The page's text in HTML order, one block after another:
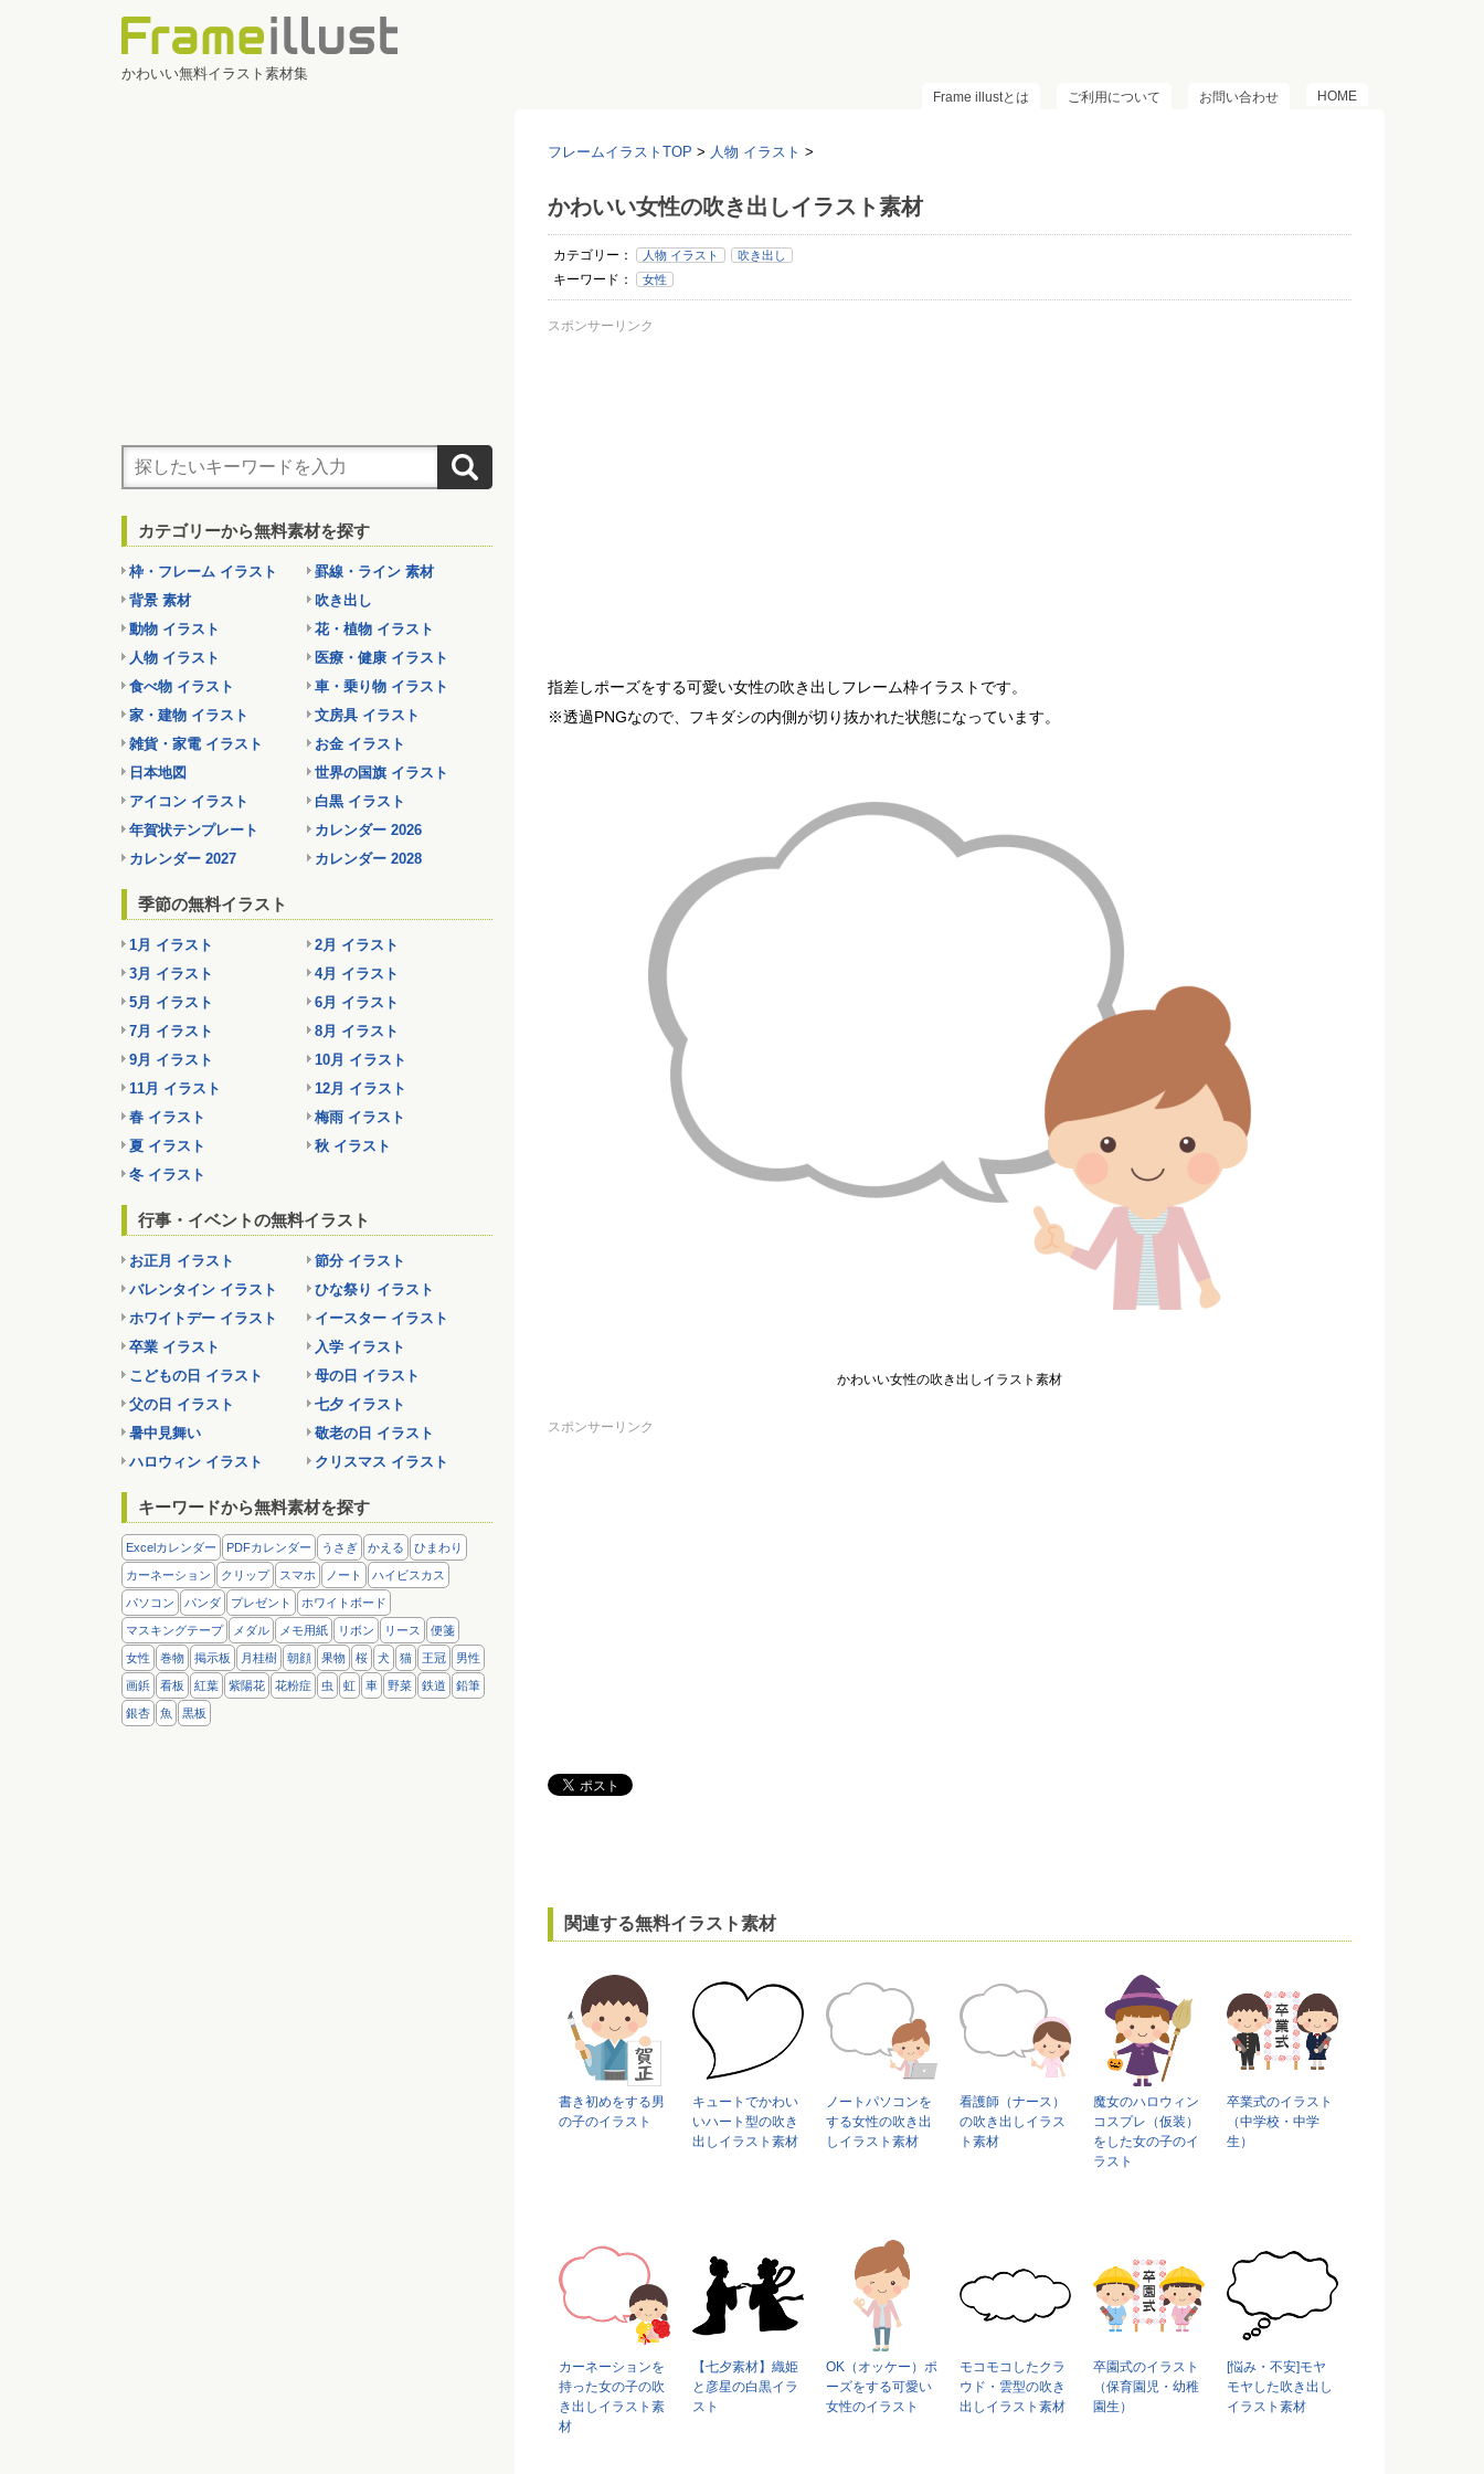
かわいい無料イラスト素材集
HOME
お問い合わせ
ご利用について
Frame illustとは
フレームイラストTOP > 人物 イラスト >
かわいい女性の吹き出しイラスト素材
カテゴリー： 人物 イラスト 吹き出し
キーワード： 女性
スポンサーリンク
指差しポーズをする可愛い女性の吹き出しフレーム枠イラストです。
※透過PNGなので、フキダシの内側が切り抜かれた状態になっています。
かわいい女性の吹き出しイラスト素材
スポンサーリンク
関連する無料イラスト素材
書き初めをする男
の子のイラスト
キュートでかわい
いハート型の吹き
出しイラスト素材
ノートパソコンを
する女性の吹き出
しイラスト素材
看護師（ナース）
の吹き出しイラス
ト素材
魔女のハロウィン
コスプレ（仮装）
をした女の子のイ
ラスト
卒業式のイラスト
（中学校・中学
生）
カーネーションを
持った女の子の吹
き出しイラスト素
材
【七夕素材】織姫
と彦星の白黒イラ
スト
OK（オッケー）ポ
ーズをする可愛い
女性のイラスト
モコモコしたクラ
ウド・雲型の吹き
出しイラスト素材
卒園式のイラスト
（保育園児・幼稚
園生）
[悩み・不安]モヤ
モヤした吹き出し
イラスト素材
カテゴリーから無料素材を探す
枠・フレーム イラスト
罫線・ライン 素材
背景 素材
吹き出し
動物 イラスト
花・植物 イラスト
人物 イラスト
医療・健康 イラスト
食べ物 イラスト
車・乗り物 イラスト
家・建物 イラスト
文房具 イラスト
雑貨・家電 イラスト
お金 イラスト
日本地図
世界の国旗 イラスト
アイコン イラスト
白黒 イラスト
年賀状テンプレート
カレンダー 2026
カレンダー 2027
カレンダー 2028
季節の無料イラスト
1月 イラスト
2月 イラスト
3月 イラスト
4月 イラスト
5月 イラスト
6月 イラスト
7月 イラスト
8月 イラスト
9月 イラスト
10月 イラスト
11月 イラスト
12月 イラスト
春 イラスト
梅雨 イラスト
夏 イラスト
秋 イラスト
冬 イラスト
行事・イベントの無料イラスト
お正月 イラスト
節分 イラスト
バレンタイン イラスト
ひな祭り イラスト
ホワイトデー イラスト
イースター イラスト
卒業 イラスト
入学 イラスト
こどもの日 イラスト
母の日 イラスト
父の日 イラスト
七夕 イラスト
暑中見舞い
敬老の日 イラスト
ハロウィン イラスト
クリスマス イラスト
キーワードから無料素材を探す
Excelカレンダー PDFカレンダー うさぎ かえる ひまわり
カーネーション クリップ スマホ ノート ハイビスカス
パソコン パンダ プレゼント ホワイトボード
マスキングテープ メダル メモ用紙 リボン リース 便箋
女性 巻物 掲示板 月桂樹 朝顔 果物 桜 犬 猫 王冠 男性
画鋲 看板 紅葉 紫陽花 花粉症 虫 虹 車 野菜 鉄道 鉛筆
銀杏 魚 黒板